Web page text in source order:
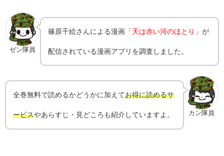
ゼン隊員
篠原千絵さんによる漫画 「天は赤い河のほとり」が
配信されている漫画アプリを調査しました。
カン隊員
全巻無料で読めるかどうかに加えてお得に読めるサ
ービスやあらすじ・見どころも紹介していますよ。